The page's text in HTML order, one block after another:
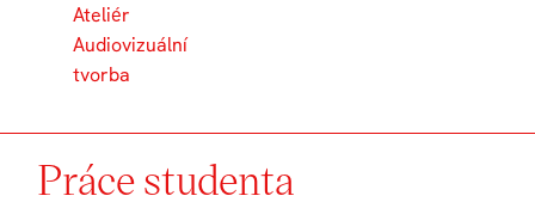
Ateliér
Audiovizuální
tvorba
Práce studenta